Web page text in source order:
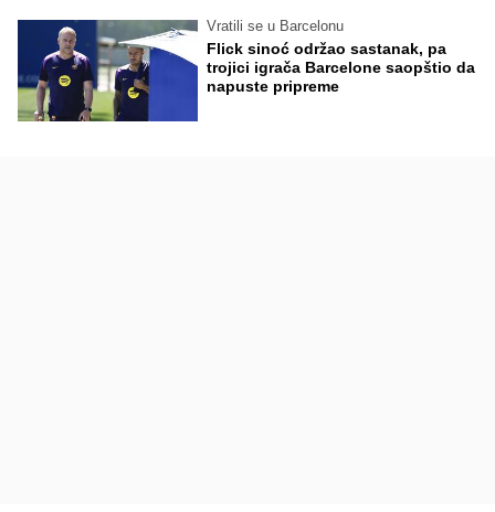
Vratili se u Barcelonu
Flick sinoć održao sastanak, pa
trojici igrača Barcelone saopštio da
napuste pripreme